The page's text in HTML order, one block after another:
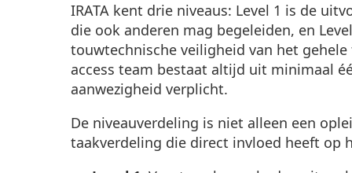
IRATA kent drie niveaus: Level 1 is de
die ook anderen mag begeleiden, en
touwtechnische veiligheid van het
access team bestaat altijd uit minimaal
aanwezigheid verplicht.
De niveauverdeling is niet alleen een
taakverdeling die direct invloed heeft op